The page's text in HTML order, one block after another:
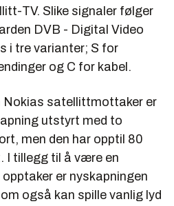
TV. Slike signaler følger
DVB - Digital Video
i tre varianter; S for
og C for kabel.
Nokias satellittmottaker er
utstyrt med to
men den har opptil 80
I tillegg til å være en
er nyskapningen
også kan spille vanlig lyd